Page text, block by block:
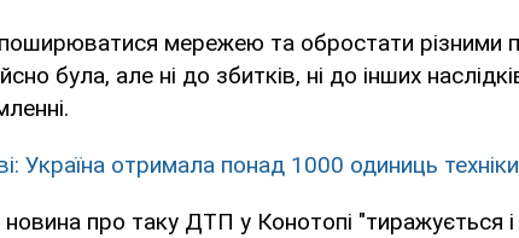
поширюватися мережею та обростати різними
була, але ні до збитків, ні до інших
Україна отримала понад 1000 одиниць техніки
про таку ДТП у Конотопі "тиражується